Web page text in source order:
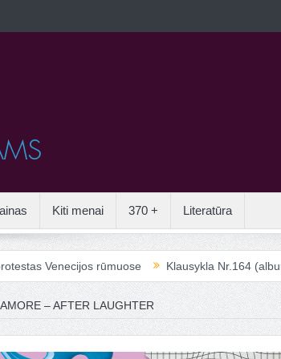
Kiti menai 370 + Literatūra
rūmuose Klausykla Nr.164 (albumų
– AFTER LAUGHTER